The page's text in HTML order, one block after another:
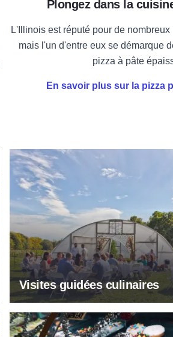
Plongez dans la
L'Illinois est réputé pour de
mais l'un d'entre eux se démarque
pizza à pâte
En savoir plus sur la pizza
Visites guidées culinaires
Visites guidées culinaires
Boulangeries